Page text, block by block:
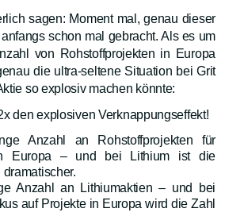
sagen: Moment mal, genau dieser
schon mal gebracht. Als es um
von Rohstoffprojekten in Europa
die ultra-seltene Situation bei Grit
so explosiv machen könnte:
den explosiven Verknappungseffekt!
Anzahl an Rohstoffprojekten für
Europa – und bei Lithium ist die
Anzahl an Lithiumaktien – und bei
auf Projekte in Europa wird die Zahl